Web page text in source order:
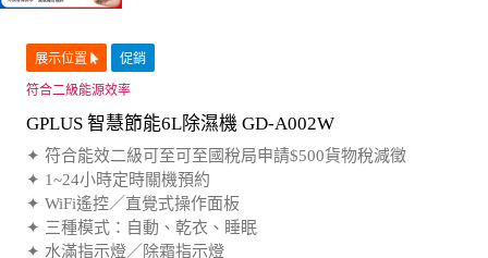
展示位置 促銷
符合二級能源效率
GPLUS 智慧節能6L除濕機 GD-A002W
✦ 符合能效二級可至可至國稅局申請$500貨物稅減徵
✦ 1~24小時定時關機預約
✦ WiFi遙控／直覺式操作面板
✦ 三種模式：自動、乾衣、睡眠
✦ 水滿指示燈／除霜指示燈